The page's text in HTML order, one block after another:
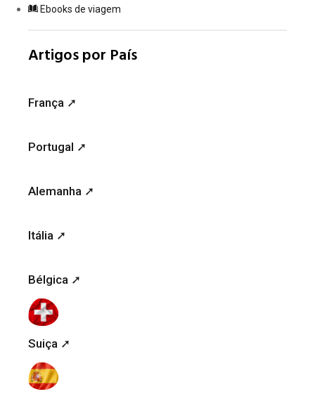
Ebooks de viagem
Artigos por País
França ➚
Portugal ➚
Alemanha ➚
Itália ➚
Bélgica ➚
Suiça ➚